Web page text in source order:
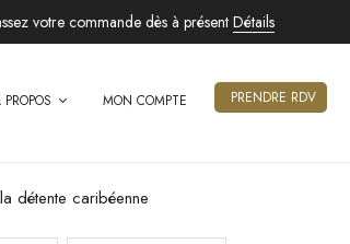
votre commande dès à présent Détails
PROPOS MON COMPTE PRENDRE RDV
détente caribéenne